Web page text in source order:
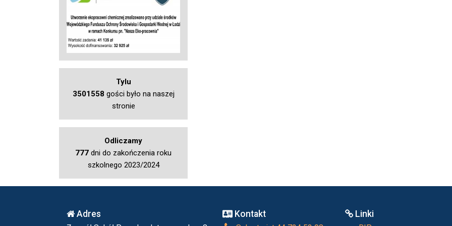
Tylu
3501558 gości było na naszej
stronie
Odliczamy
777 dni do zakończenia roku
szkolnego 2023/2024
Adres Kontakt Linki